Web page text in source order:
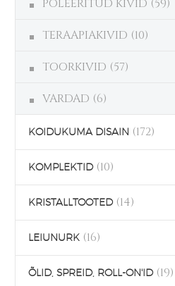
POLEERITUD KIVID (59)
TERAAPIAKIVID (10)
TOORKIVID (57)
VARDAD (6)
KOIDUKUMA DISAIN (172)
KOMPLEKTID (10)
KRISTALLTOOTED (14)
LEIUNURK (16)
ÕLID, SPREID, ROLL-ON'ID (19)